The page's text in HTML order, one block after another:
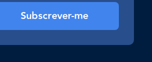
Subscrever-me